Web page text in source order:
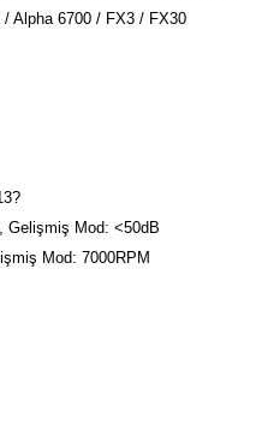
/ Alpha 6700 / FX3 / FX30
Gelişmiş Mod: <50dB
Mod: 7000RPM